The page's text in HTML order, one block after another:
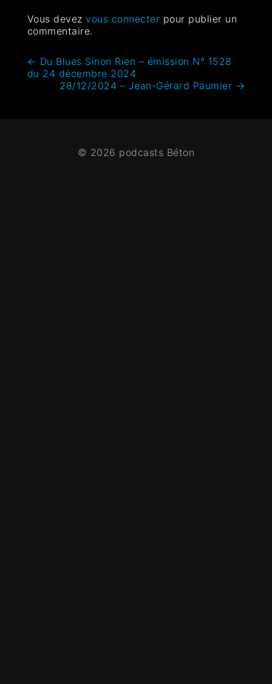
Vous devezvous connecter pour publier un
commentaire.
← Du Blues Sinon Rien – émission N° 1528
du 24 décembre 2024
28/12/2024 – Jean-Gérard Paumier →
© 2026 podcasts Béton